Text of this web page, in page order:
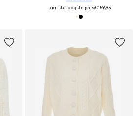
Laatste laagste prijs:€159,95